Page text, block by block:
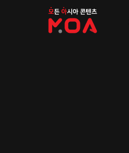
MOA